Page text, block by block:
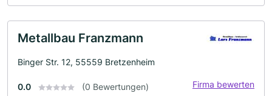
Metallbau Franzmann
Binger Str. 12, 55559 Bretzenheim
0.0 (0 Bewertungen) Firma bewerten